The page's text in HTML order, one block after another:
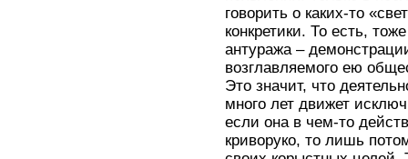
говорить о каких-то
конкретики. То есть,
антуража –
возглавляемого ею
Это значит, что
много лет движет
если она в чем-то
криворуко, то лишь